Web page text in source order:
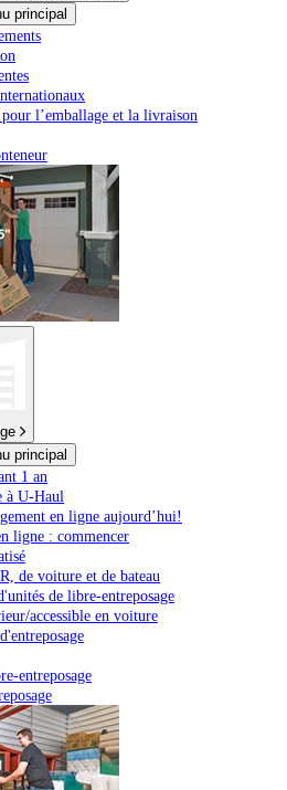
principal
l’emballage et la livraison
principal
1 an
à U-Haul
en ligne aujourd’hui!
ligne : commencer
de voiture et de bateau
de libre-entreposage
accessible en voiture
entreposage